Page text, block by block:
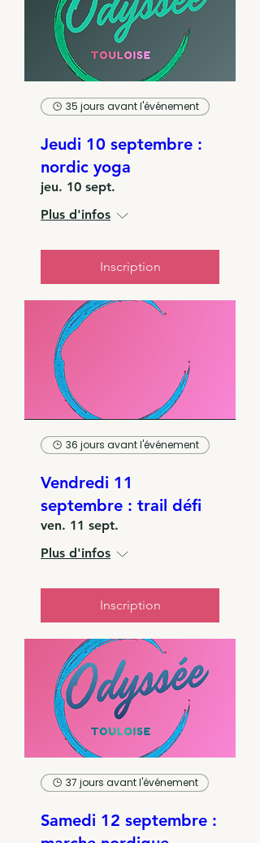
35 jours avant l'événement
Jeudi 10 septembre :
nordic yoga
jeu. 10 sept.
Plus d'infos
Inscription
36 jours avant l'événement
Vendredi 11
septembre : trail défi
ven. 11 sept.
Plus d'infos
Inscription
37 jours avant l'événement
Samedi 12 septembre :